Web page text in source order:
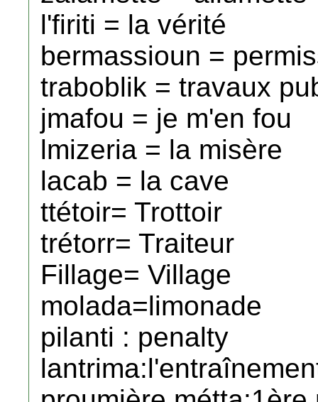
l'firiti = la vérité
bermassioun =
traboblik = travaux
jmafou = je m'en fou
lmizeria = la misère
lacab = la cave
ttétoir= Trottoir
trétorr= Traiteur
Fillage= Village
molada=limonade
pilanti : penalty